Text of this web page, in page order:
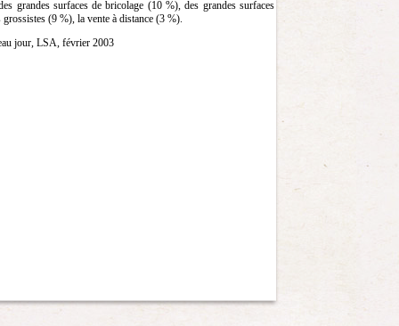
grandes surfaces de bricolage (10 %), des grandes surfaces
(9 %), la vente à distance (3 %).
jour, LSA, février 2003